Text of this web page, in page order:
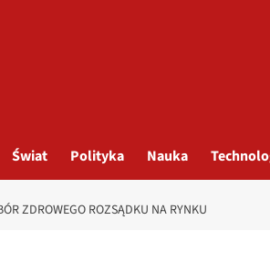
Świat Polityka Nauka
ZDROWEGO ROZSĄDKU NA RYNKU